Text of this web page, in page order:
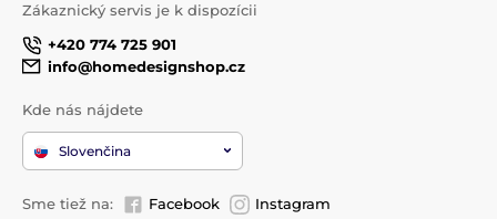
Zákaznický servis je k dispozícii
+420 774 725 901
info@homedesignshop.cz
Kde nás nájdete
Slovenčina
Sme tiež na: Facebook Instagram